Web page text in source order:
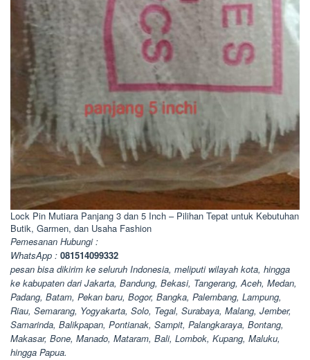
Lock Pin Mutiara Panjang 3 dan 5 Inch – Pilihan Tepat untuk Kebutuhan
Butik, Garmen, dan Usaha Fashion
Pemesanan Hubungi :
WhatsApp : 081514099332
pesan bisa dikirim ke seluruh Indonesia, meliputi wilayah kota, hingga
ke kabupaten dari Jakarta, Bandung, Bekasi, Tangerang, Aceh, Medan,
Padang, Batam, Pekan baru, Bogor, Bangka, Palembang, Lampung,
Riau, Semarang, Yogyakarta, Solo, Tegal, Surabaya, Malang, Jember,
Samarinda, Balikpapan, Pontianak, Sampit, Palangkaraya, Bontang,
Makasar, Bone, Manado, Mataram, Bali, Lombok, Kupang, Maluku,
hingga Papua.